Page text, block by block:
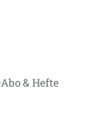
Abo & Hefte